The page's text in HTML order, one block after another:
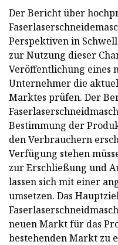
Der Bericht über
Perspektiven in
zur Nutzung dieser
Veröffentlichung eines
Unternehmer die
Marktes prüfen. Der
Bestimmung der
den Verbrauchern
Verfügung stehen
zur Erschließung und
lassen sich mit einer
umsetzen. Das
neuen Markt für das
bestehenden Markt zu